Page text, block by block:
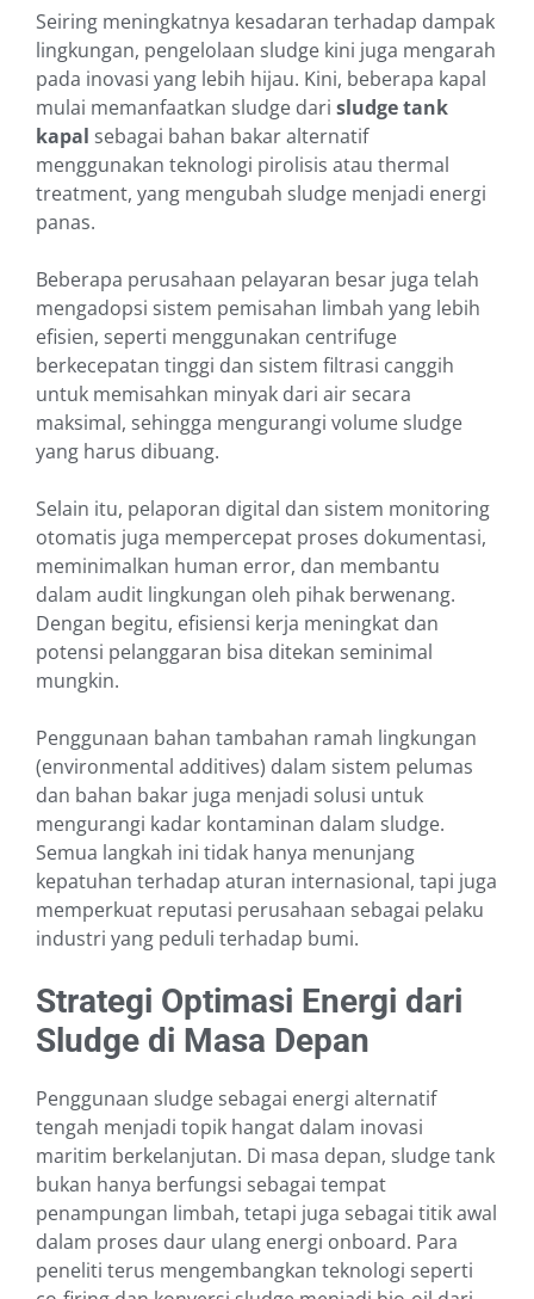
Seiring meningkatnya kesadaran terhadap dampak
lingkungan, pengelolaan sludge kini juga mengarah
pada inovasi yang lebih hijau. Kini, beberapa kapal
mulai memanfaatkan sludge dari sludge tank
kapal sebagai bahan bakar alternatif
menggunakan teknologi pirolisis atau thermal
treatment, yang mengubah sludge menjadi energi
panas.
Beberapa perusahaan pelayaran besar juga telah
mengadopsi sistem pemisahan limbah yang lebih
efisien, seperti menggunakan centrifuge
berkecepatan tinggi dan sistem filtrasi canggih
untuk memisahkan minyak dari air secara
maksimal, sehingga mengurangi volume sludge
yang harus dibuang.
Selain itu, pelaporan digital dan sistem monitoring
otomatis juga mempercepat proses dokumentasi,
meminimalkan human error, dan membantu
dalam audit lingkungan oleh pihak berwenang.
Dengan begitu, efisiensi kerja meningkat dan
potensi pelanggaran bisa ditekan seminimal
mungkin.
Penggunaan bahan tambahan ramah lingkungan
(environmental additives) dalam sistem pelumas
dan bahan bakar juga menjadi solusi untuk
mengurangi kadar kontaminan dalam sludge.
Semua langkah ini tidak hanya menunjang
kepatuhan terhadap aturan internasional, tapi juga
memperkuat reputasi perusahaan sebagai pelaku
industri yang peduli terhadap bumi.
Strategi Optimasi Energi dari
Sludge di Masa Depan
Penggunaan sludge sebagai energi alternatif
tengah menjadi topik hangat dalam inovasi
maritim berkelanjutan. Di masa depan, sludge tank
bukan hanya berfungsi sebagai tempat
penampungan limbah, tetapi juga sebagai titik awal
dalam proses daur ulang energi onboard. Para
peneliti terus mengembangkan teknologi seperti